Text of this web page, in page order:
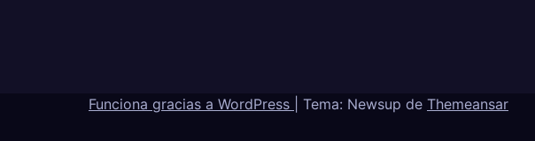
Funciona gracias a WordPress Tema: Newsup de Themeansar